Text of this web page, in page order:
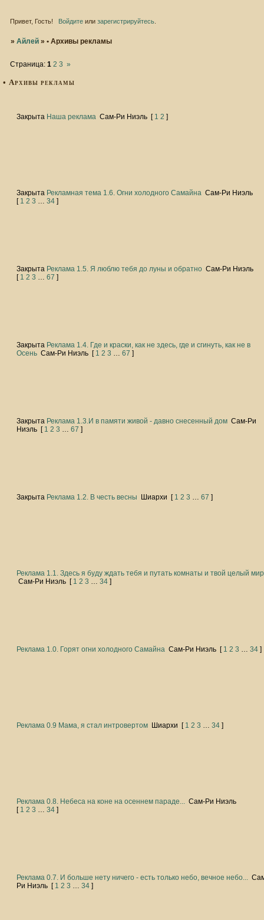
Привет, Гость! Войдитеили зарегистрируйтесь.
»Айлей »• Архивы рекламы
• Архивы рекламы
Страница:1 2 3 »
Закрыта Наша реклама Сам-Ри Ниэль [ 1 2 ]
Закрыта Рекламная тема 1.6. Огни холодного Самайна Сам-Ри Ниэль
[ 1 2 3 … 34 ]
Закрыта Реклама 1.5. Я люблю тебя до луны и обратно Сам-Ри Ниэль
[ 1 2 3 … 67 ]
Закрыта Реклама 1.4. Где и краски, как не здесь, где и сгинуть, как не в
Осень Сам-Ри Ниэль [ 1 2 3 … 67 ]
Закрыта Реклама 1.3.И в памяти живой - давно снесенный дом Сам-Ри
Ниэль [ 1 2 3 … 67 ]
Закрыта Реклама 1.2. В честь весны Шиархи [ 1 2 3 … 67 ]
Реклама 1.1. Здесь я буду ждать тебя и путать комнаты и твой целый мир
Сам-Ри Ниэль [ 1 2 3 … 34 ]
Реклама 1.0. Горят огни холодного Самайна Сам-Ри Ниэль [ 1 2 3 … 34 ]
Реклама 0.9 Мама, я стал интровертом Шиархи [ 1 2 3 … 34 ]
Реклама 0.8. Небеса на коне на осеннем параде... Сам-Ри Ниэль
[ 1 2 3 … 34 ]
Реклама 0.7. И больше нету ничего - есть только небо, вечное небо...
Ри Ниэль [ 1 2 3 … 34 ]